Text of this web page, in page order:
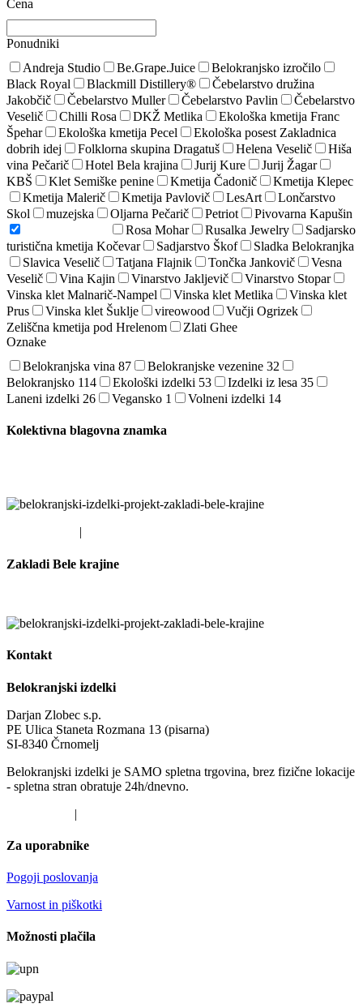
Cena
Ponudniki
Andreja Studio
Be.Grape.Juice
Belokranjsko izročilo
Black Royal
Blackmill Distillery®
Čebelarstvo družina
Jakobčič
Čebelarstvo Muller Čebelarstvo Pavlin
Čebelarstvo
Veselič
Chilli Rosa DKŽ Metlika
Ekološka kmetija Franc
Špehar
Ekološka kmetija Pecel
Ekološka posest Zakladnica
dobrih idej
Folklorna skupina Dragatuš Helena Veselič
Hiša
vina Pečarič
Hotel Bela krajina Jurij Kure
Jurij Žagar
KBŠ
Klet Semiške penine Kmetija Čadonič
Kmetija Klepec
Kmetija Malerič
Kmetija Pavlovič LesArt
Lončarstvo
Skol
muzejska Oljarna Pečarič Petriot
Pivovarna Kapušin
Rosa Mohar Rusalka Jewelry
Sadjarsko
turistična kmetija Kočevar
Sadjarstvo Škof
Sladka Belokranjka
Slavica Veselič
Tatjana Flajnik Tončka Jankovič
Vesna
Veselič
Vina Kajin Vinarstvo Jakljevič
Vinarstvo Stopar
Vinska klet Malnarič-Nampel
Vinska klet Metlika
Vinska klet
Prus
Vinska klet Šuklje vireowood
Vučji Ogrizek
Zeliščna kmetija pod Hrelenom
Zlati Ghee
Oznake
Belokranjska vina 87 Belokranjske vezenine 32
Belokranjsko 114 Ekološki izdelki 53 Izdelki iz lesa 35
Laneni izdelki 26 Vegansko 1 Volneni izdelki 14
Kolektivna blagovna znamka
|
Zakladi Bele krajine
Kontakt
Belokranjski izdelki
Darjan Zlobec s.p.
PE Ulica Staneta Rozmana 13 (pisarna)
SI-8340 Črnomelj
Belokranjski izdelki je SAMO spletna trgovina, brez fizične lokacije
- spletna stran obratuje 24h/dnevno.
|
Za uporabnike
Pogoji poslovanja
Varnost in piškotki
Možnosti plačila